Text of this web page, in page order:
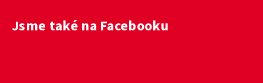
Jsme také na Facebooku